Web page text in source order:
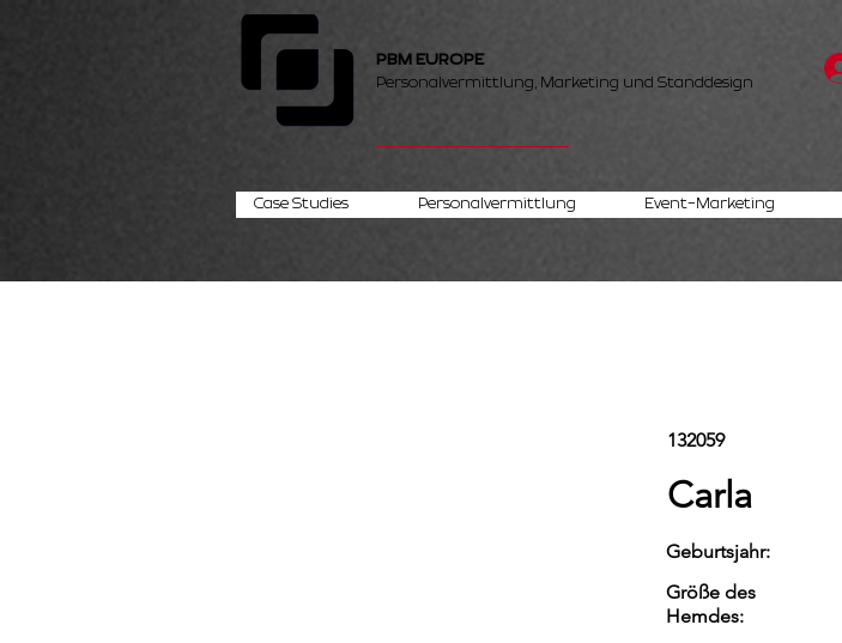
PBM EUROPE
Personalvermittlung, Marketing und Standdesign
Case Studies Personalvermittlung Event-Marketing
132059
Carla
Geburtsjahr:
Größe des
Hemdes: